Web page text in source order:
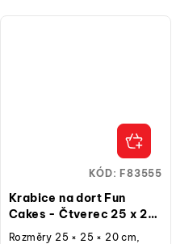
Krabice na dort Fun
Cakes - Čtverec 25 x 25
x 20 cm
Rozměry 25 × 25 × 20 cm,
KÓD: F83555